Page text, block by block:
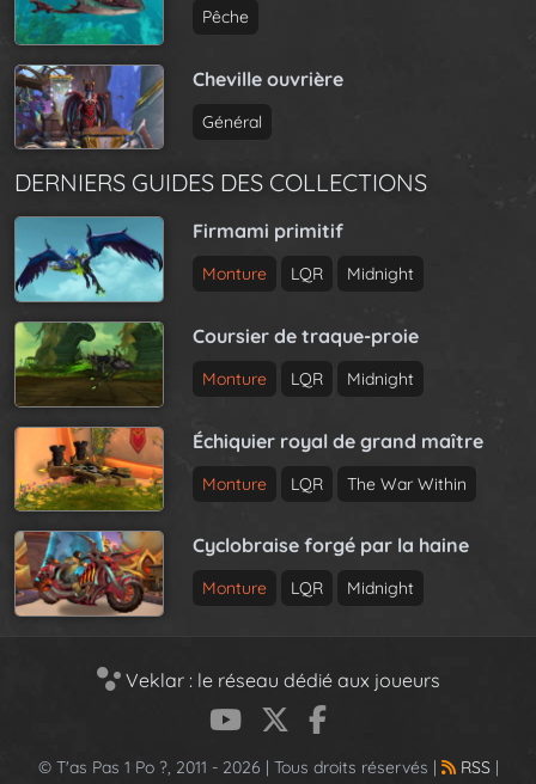
Pêche
Cheville ouvrière
Général
DERNIERS GUIDES DES COLLECTIONS
Firmami primitif
Monture LQR Midnight
Coursier de traque-proie
Monture LQR Midnight
Échiquier royal de grand maître
Monture LQR The War Within
Cyclobraise forgé par la haine
Monture LQR Midnight
Veklar : le réseau dédié aux joueurs
© T'as Pas 1 Po ?, 2011 - 2026 | Tous droits réservés | RSS|